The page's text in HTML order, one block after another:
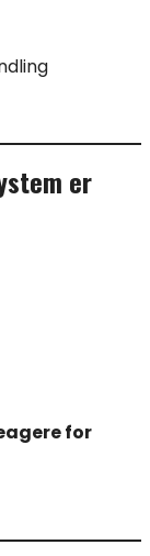
er
for